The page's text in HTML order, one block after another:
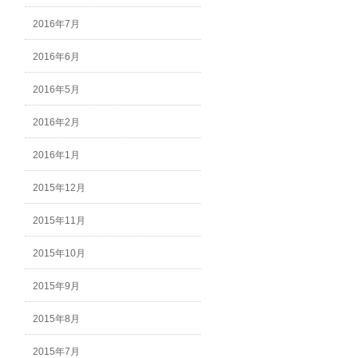
2016年7月
2016年6月
2016年5月
2016年2月
2016年1月
2015年12月
2015年11月
2015年10月
2015年9月
2015年8月
2015年7月